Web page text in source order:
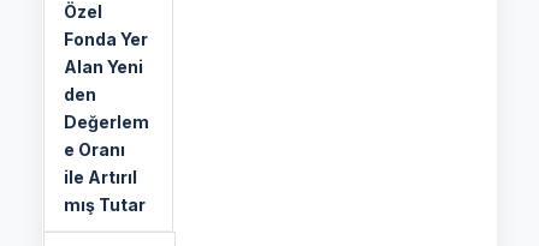
Özel
Fonda Yer
Alan Yeni
den
Değerlem
e Oranı
ile Artırıl
mış Tutar